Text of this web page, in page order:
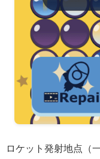
ロケット発射地点（